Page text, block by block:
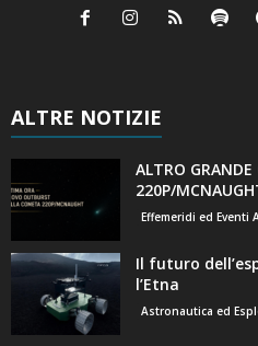
ALTRE NOTIZIE
ALTRO
220P/
Effemeridi ed Eventi
Il futuro
l’Etna
Astronautica ed